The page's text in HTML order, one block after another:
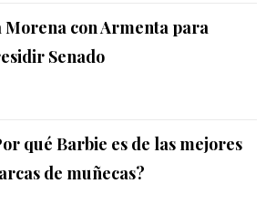
Morena con Armenta para
Senado
qué Barbie es de las mejores
de muñecas?